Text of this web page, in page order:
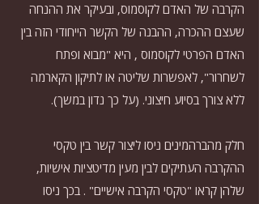
הקרבה של האדם לקוסמוס, ובעיקר את ההנחה
שעצם ההכרה, ההבנה של הקשר הייחודי הזה בין
האדם הפרטי לקוסמוס , היא "מבוא ופתח
לשחרור", לאפשרות שליטה או לתיקון הקארמה
ללא צורך בסיוע חיצוני. (על כך נדון במשך).
חלק מהברהמינים ניסו ליצור קשר בין טקסי
ההקרבה העתיקים לבין מעין מדיטציות אישיות,
שלהן קראו "טקסי הקרבה אישיים" . בכך ניסו